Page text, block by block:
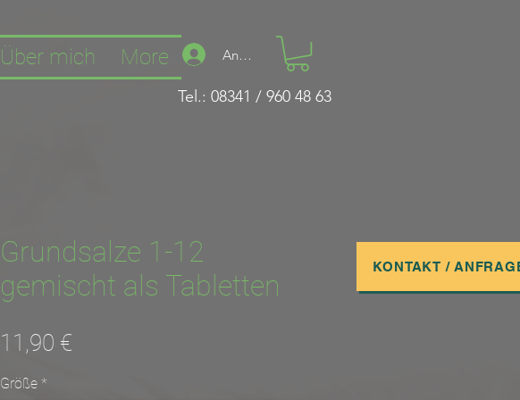
Über mich More Anmelden
Tel.: 08341 / 960 48 63
Grundsalze 1-12
gemischt als Tabletten
11,90 €
Größe *
KONTAKT /